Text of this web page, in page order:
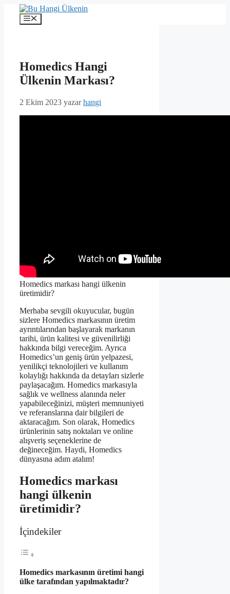
İçeriğe
Menü
Homedics Hangi
Ülkenin Markası?
2 Ekim 2023 yazarhangi
Homedics markası hangi ülkenin
üretimidir?
Merhaba sevgili okuyucular, bugün
sizlere Homedics markasının üretim
ayrıntılarından başlayarak markanın
tarihi, ürün kalitesi ve güvenilirliği
hakkında bilgi vereceğim. Ayrıca
Homedics’un geniş ürün yelpazesi,
yenilikçi teknolojileri ve kullanım
kolaylığı hakkında da detayları sizlerle
paylaşacağım. Homedics markasıyla
sağlık ve wellness alanında neler
yapabileceğinizi, müşteri memnuniyeti
ve referanslarına dair bilgileri de
aktaracağım. Son olarak, Homedics
ürünlerinin satış noktaları ve online
alışveriş seçeneklerine de
değineceğim. Haydi, Homedics
dünyasına adım atalım!
Homedics markası
hangi ülkenin
üretimidir?
İçindekiler
Homedics markasının üretimi hangi
ülke tarafından yapılmaktadır?